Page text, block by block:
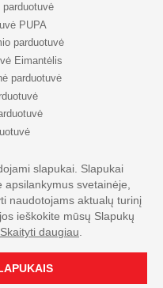
PUPA
parduotuvė
Eimantėlis
parduotuvė
teisės saugomos
slapukai. Slapukai
apsilankymus svetainėje,
naudotojams aktualų turinį
ieškokite mūsų Slapukų
Skaityti daugiau.